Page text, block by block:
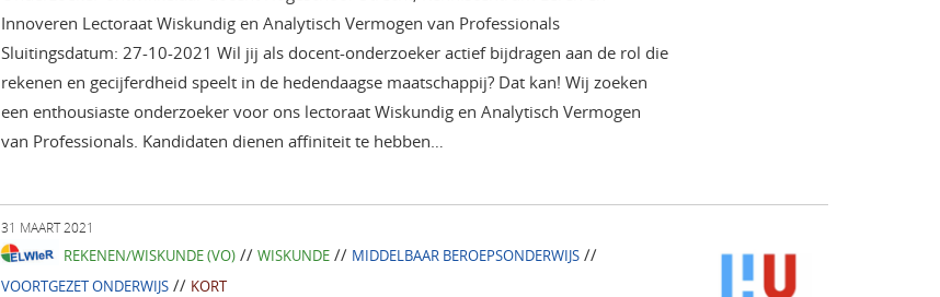
Innoveren Lectoraat Wiskundig en Analytisch Vermogen van Professionals
Sluitingsdatum: 27-10-2021 Wil jij als docent-onderzoeker actief bijdragen aan de rol die
rekenen en gecijferdheid speelt in de hedendaagse maatschappij? Dat kan! Wij zoeken
een enthousiaste onderzoeker voor ons lectoraat Wiskundig en Analytisch Vermogen
van Professionals. Kandidaten dienen affiniteit te hebben…
31 MAART 2021
REKENEN/WISKUNDE (VO) //WISKUNDE // MIDDELBAAR BEROEPSONDERWIJS //
VOORTGEZET ONDERWIJS // KORT